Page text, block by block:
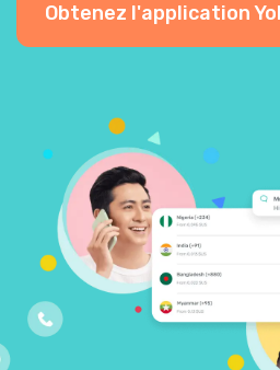
Obtenez l'application